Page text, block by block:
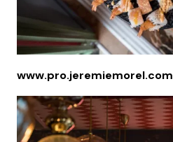
www.pro.jeremiemorel.com